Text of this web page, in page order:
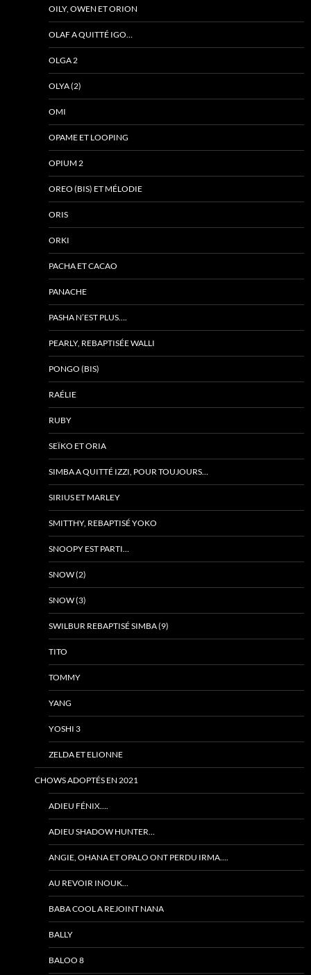
OILY, OWEN ET ORION
OLAF A QUITTÉ IGO…
OLGA 2
OLYA (2)
OMI
OPAME ET LOOPING
OPIUM 2
OREO (BIS) ET MÉLODIE
ORIS
ORKI
PACHA ET CACAO
PANACHE
PASHA N’EST PLUS….
PEARLY, REBAPTISÉE WALLI
PONGO (BIS)
RAÉLIE
RUBY
SEÏKO ET ORIA
SIMBA A QUITTÉ IZZI, POUR TOUJOURS…
SIRIUS ET MARLEY
SMITTHY, REBAPTISÉ YOKO
SNOOPY EST PARTI…
SNOW (2)
SNOW (3)
SWILBUR REBAPTISÉ SIMBA (9)
TITO
TOMMY
YANG
YOSHI 3
ZELDA ET ELIONNE
CHOWS ADOPTÉS EN 2021
ADIEU FÉNIX….
ADIEU SHADOW HUNTER…
ANGIE, OHANA ET OPALO ONT PERDU IRMA….
AU REVOIR INOUK…
BABA COOL A REJOINT NANA
BALLY
BALOO 8